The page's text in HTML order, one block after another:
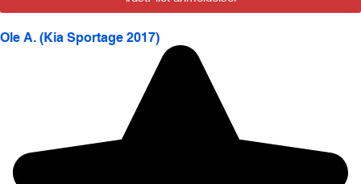
Ole A. (Kia Sportage 2017)